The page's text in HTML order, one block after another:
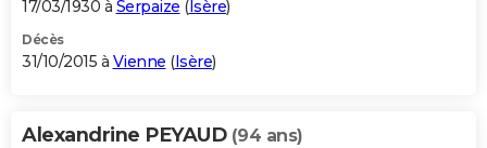
17/03/1930 à Serpaize (Isère)
Décès
31/10/2015 à Vienne (Isère)
Alexandrine PEYAUD (94 ans)